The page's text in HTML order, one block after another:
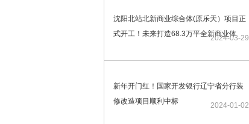
沈阳北站北新商业综合体(原乐天）项目正
式开工！未来打造68.3万平全新商业体
2024-03-29
新年开门红！国家开发银行辽宁省分行装
修改造项目顺利中标
2024-01-02